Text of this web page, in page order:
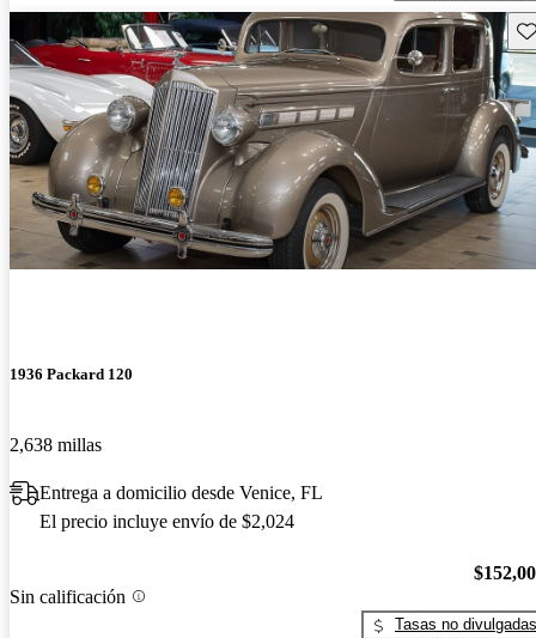
1936 Packard 120
2,638 millas
Entrega a domicilio desde Venice, FL
El precio incluye envío de $2,024
Sin calificación
Tasas no divulgadas